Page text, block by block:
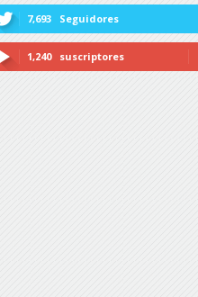
7,693 Seguidores
1,240 suscriptores